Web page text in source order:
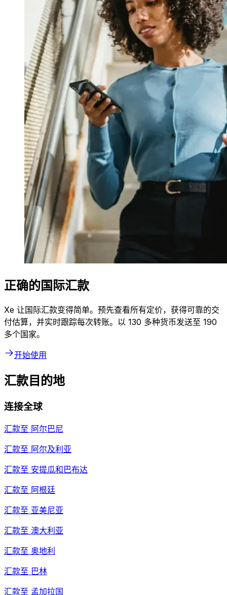
正确的国际汇款
Xe 让国际汇款变得简单。预先查看所有定价，获得可靠的交
付估算，并实时跟踪每次转账。以 130 多种货币发送至 190
多个国家。
开始使用
汇款目的地
连接全球
汇款至 阿尔巴尼
汇款至 阿尔及利亚
汇款至 安提瓜和巴布达
汇款至 阿根廷
汇款至 亚美尼亚
汇款至 澳大利亚
汇款至 奥地利
汇款至 巴林
汇款至 孟加拉国